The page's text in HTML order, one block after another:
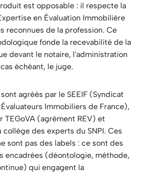
est opposable : il respecte la
en Évaluation Immobilière
reconnues de la profession. Ce
fonde la recevabilité de la
devant le notaire, l'administration
échéant, le juge.
agréés par le SEEIF (Syndicat
Immobiliers de France),
TEGoVA (agrément REV) et
collège des experts du SNPI. Ces
sont pas des labels : ce sont des
encadrées (déontologie, méthode,
qui engagent la